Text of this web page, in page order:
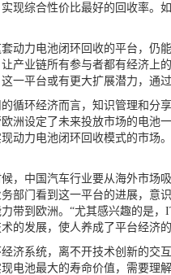
现综合性价比最好的回收率。
力电池闭环回收的平台，仍能
产业链所有参与者都有经济上
一平台或有更大扩展潜力，通
环经济而言，知识管理和分享
洲设定了未来投放市场的电池
动力电池闭环回收模式的市场
中国汽车行业要从海外市场吸
部门看到这一平台的进展，意
带到欧洲。“尤其感兴趣的是
的发展，使人养成了平台经济
系统，离不开技术创新的交互
电池最大的寿命价值，需要理